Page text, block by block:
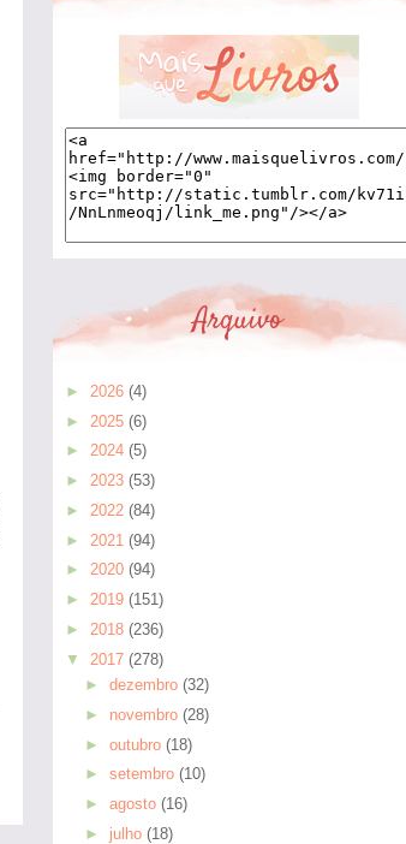
Arquivo
► 2026 (4)
► 2025 (6)
► 2024 (5)
► 2023 (53)
► 2022 (84)
► 2021 (94)
► 2020 (94)
► 2019 (151)
► 2018 (236)
▼
2017 (278)
► dezembro (32)
► novembro (28)
► outubro (18)
► setembro (10)
► agosto (16)
► julho (18)